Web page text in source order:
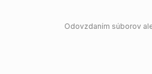
Odovzdaním súborov